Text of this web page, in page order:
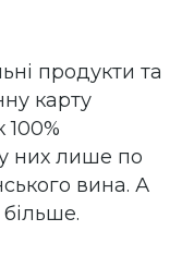
продукти та
карту
100%
у них лише по
вина. А